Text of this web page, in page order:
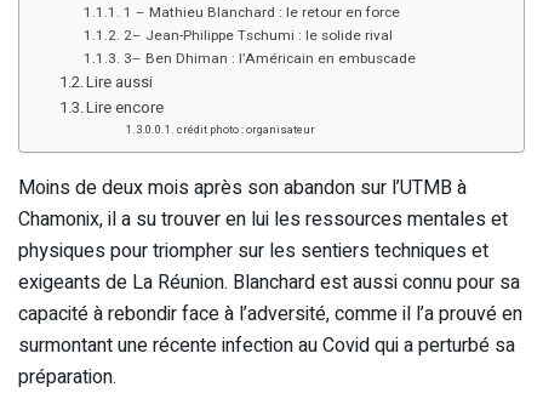
1 – Mathieu Blanchard : le retour en force
2– Jean-Philippe Tschumi : le solide rival
3– Ben Dhiman : l’Américain en embuscade
Lire aussi
Lire encore
crédit photo : organisateur
Moins de deux mois après son abandon sur l’UTMB à
Chamonix, il a su trouver en lui les ressources mentales et
physiques pour triompher sur les sentiers techniques et
exigeants de La Réunion. Blanchard est aussi connu pour sa
capacité à rebondir face à l’adversité, comme il l’a prouvé en
surmontant une récente infection au Covid qui a perturbé sa
préparation.